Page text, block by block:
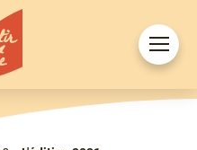
Ouvrir
le